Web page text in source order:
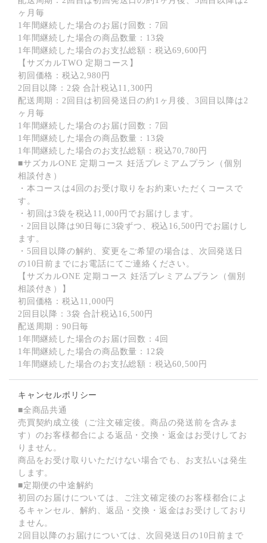
ヶ月毎
1年間継続した場合のお届け回数：7回
1年間継続した場合の商品数量：13袋
1年間継続した場合のお支払総額：税込69,600円
【サズカルTWO 定期コース】
初回価格：税込2,980円
2回目以降：2袋 合計税込11,300円
配送周期：2回目は初回発送日の約1ヶ月後、3回目以降は2
ヶ月毎
1年間継続した場合のお届け回数：7回
1年間継続した場合の商品数量：13袋
1年間継続した場合のお支払総額：税込70,780円
■サズカルONE 定期コース 妊活プレミアムプラン（個別
相談付き）
・本コースは4回のお受け取りをお約束いただくコースで
す。
・初回は3袋を税込11,000円でお届けします。
・2回目以降は90日毎に3袋ずつ、税込16,500円でお届けし
ます。
・5回目以降の解約、変更をご希望の場合は、次回発送日
の10日前までにお電話にてご連絡ください。
【サズカルONE 定期コース 妊活プレミアムプラン（個別
相談付き）】
初回価格：税込11,000円
2回目以降：3袋 合計税込16,500円
配送周期：90日毎
1年間継続した場合のお届け回数：4回
1年間継続した場合の商品数量：12袋
1年間継続した場合のお支払総額：税込60,500円
キャンセルポリシー
■全商品共通
売買契約成立後（ご注文確定後。商品の発送前を含みま
す）のお客様都合による返品・交換・返金はお受けしてお
りません。
商品をお受け取りいただけない場合でも、お支払いは発生
します。
■定期便の中途解約
初回のお届けについては、ご注文確定後のお客様都合によ
るキャンセル、解約、返品・交換・返金はお受けしており
ません。
2回目以降のお届けについては、次回発送日の10日前まで